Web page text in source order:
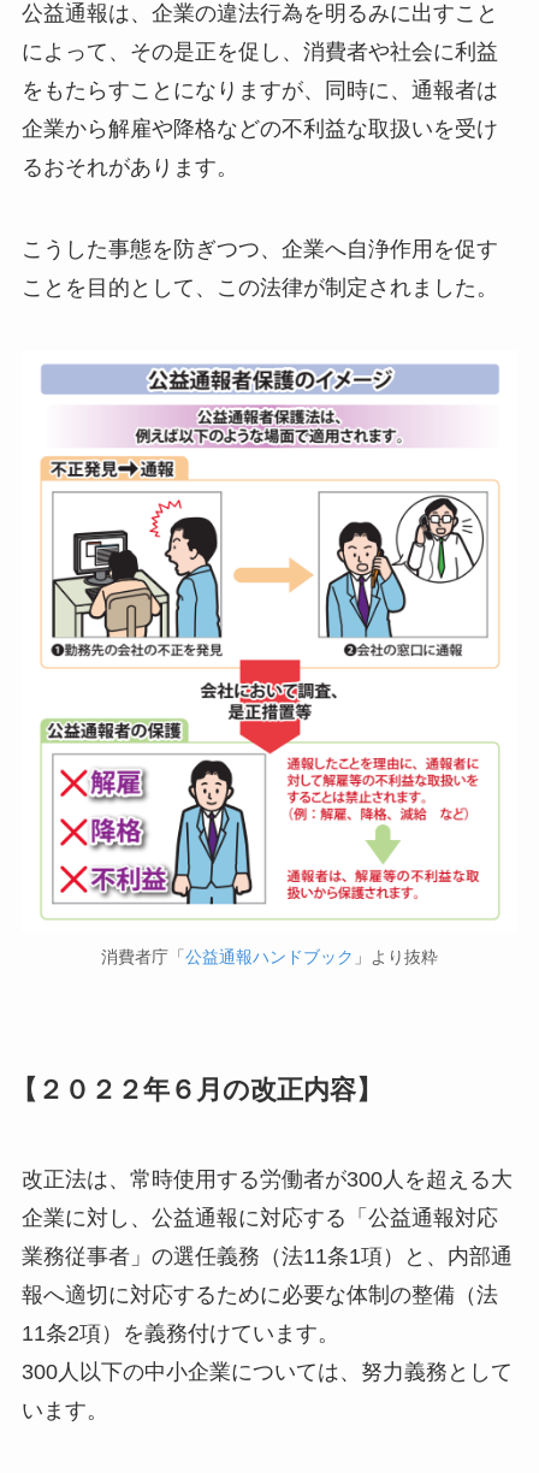
公益通報は、企業の違法行為を明るみに出すこと
によって、その是正を促し、消費者や社会に利益
をもたらすことになりますが、同時に、通報者は
企業から解雇や降格などの不利益な取扱いを受け
るおそれがあります。
こうした事態を防ぎつつ、企業へ自浄作用を促す
ことを目的として、この法律が制定されました。
消費者庁「 公益通報ハンドブック 」より抜粋
【２０２２年６月の改正内容】
改正法は、常時使用する労働者が300人を超える大
企業に対し、公益通報に対応する「公益通報対応
業務従事者」の選任義務（法11条1項）と、内部通
報へ適切に対応するために必要な体制の整備（法
11条2項）を義務付けています。
300人以下の中小企業については、努力義務として
います。